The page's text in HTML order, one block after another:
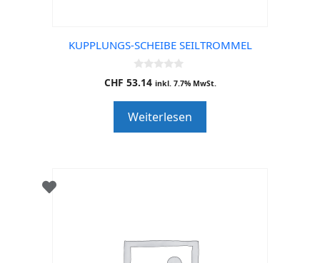
KUPPLUNGS-SCHEIBE SEILTROMMEL
0
o
o
f
5
CHF 53.14 inkl. 7.7% MwSt.
Weiterlesen